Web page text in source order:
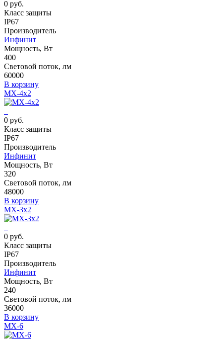
0 руб.
Класс защиты
IP67
Производитель
Инфинит
Мощность, Вт
400
Световой поток, лм
60000
В корзину
MX-4x2
0 руб.
Класс защиты
IP67
Производитель
Инфинит
Мощность, Вт
320
Световой поток, лм
48000
В корзину
MX-3x2
0 руб.
Класс защиты
IP67
Производитель
Инфинит
Мощность, Вт
240
Световой поток, лм
36000
В корзину
MX-6